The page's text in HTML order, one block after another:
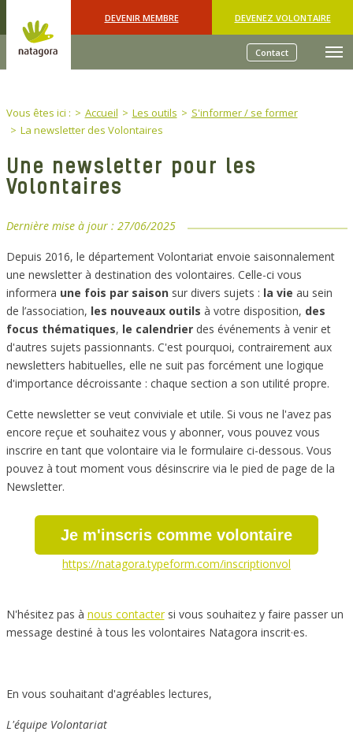
DEVENIR MEMBRE DEVENEZ VOLONTAIRE
Contact
You are here:
Vous êtes ici : Accueil Les outils
S'informer / se former
La newsletter des Volontaires
Une newsletter pour les
Volontaires
Dernière mise à jour : 27/06/2025
Depuis 2016, le département Volontariat envoie saisonnalement
une newsletter à destination des volontaires. Celle-ci vous
informera une fois par saison sur divers sujets : la vie au sein
de l’association, les nouveaux outils à votre disposition, des
focus thématiques, le calendrierdes événements à venir et
d'autres sujets passionnants. C'est pourquoi, contrairement aux
newsletters habituelles, elle ne suit pas forcément une logique
d'importance décroissante : chaque section a son utilité propre.
Cette newsletter se veut conviviale et utile. Si vous ne l'avez pas
encore reçue et souhaitez vous y abonner, vous pouvez vous
inscrire en tant que volontaire via le formulaire ci-dessous. Vous
pouvez à tout moment vous désinscrire via le pied de page de la
Newsletter.
Je m'inscris comme volontaire
https://natagora.typeform.com/inscriptionvol
N'hésitez pas à nous contactersi vous souhaitez y faire passer un
message destiné à tous les volontaires Natagora inscrit·es.
En vous souhaitant d'agréables lectures,
L'équipe Volontariat